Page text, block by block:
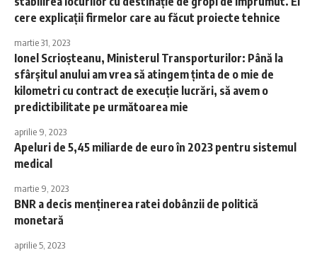
cere explicaţii firmelor care au făcut proiecte tehnice
martie 31, 2023
Ionel Scrioşteanu, Ministerul Transporturilor: Până la
sfârşitul anului am vrea să atingem ţinta de o mie de
kilometri cu contract de execuţie lucrări, să avem o
predictibilitate pe următoarea mie
aprilie 9, 2023
Apeluri de 5,45 miliarde de euro în 2023 pentru sistemul
medical
martie 9, 2023
BNR a decis menţinerea ratei dobânzii de politică
monetară
aprilie 5, 2023